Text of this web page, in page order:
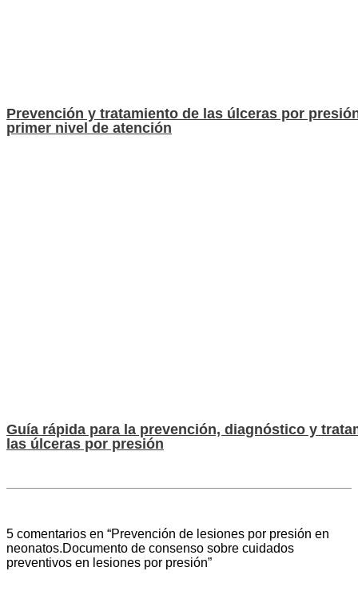
Prevención y tratamiento de las úlceras por
primer nivel de atención
Guía rápida para la prevención, diagnóstico y
las úlceras por presión
5 comentarios en “Prevención de lesiones por presión en
neonatos.Documento de consenso sobre cuidados
preventivos en lesiones por presión”